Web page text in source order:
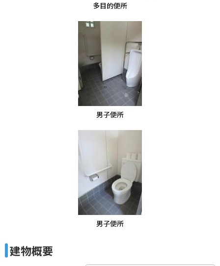
多目的便所
男子便所
男子便所
建物概要